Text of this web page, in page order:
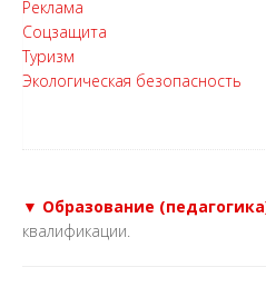
Реклама
Соцзащита
Туризм
Экологическая безопасность
▼ Образование
квалификации.